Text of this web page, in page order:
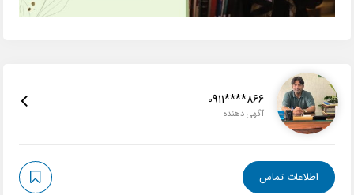
0911****866
آگهی دهنده
اطلاعات تماس